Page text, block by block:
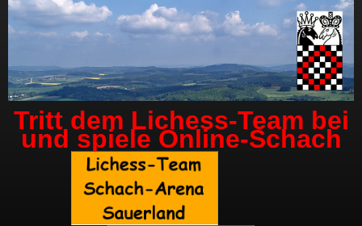
Tritt dem Lichess-Team bei
und spiele Online-Schach